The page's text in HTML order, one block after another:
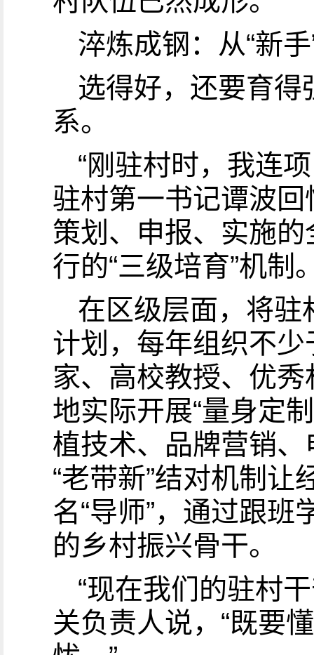
淬炼成钢：从“新手
选得好，还要育
系。
“刚驻村时，我连
驻村第一书记谭波
策划、申报、实施
行的“三级培育”机制
在区级层面，将驻
计划，每年组织不
家、高校教授、优
地实际开展“量身定
植技术、品牌营销
“老带新”结对机制
名“导师”，通过跟
的乡村振兴骨干。
“现在我们的驻村
关负责人说，“既要